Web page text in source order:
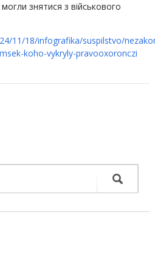
знятися з військового
11/18/infografika/suspilstvo/
koho-vykryly-pravooxoronczi